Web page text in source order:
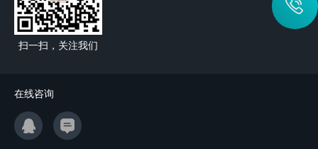
扫一扫，关注我们
在线咨询